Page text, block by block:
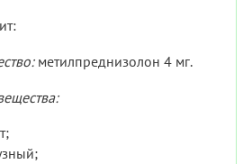
метилпреднизолон 4 мг.